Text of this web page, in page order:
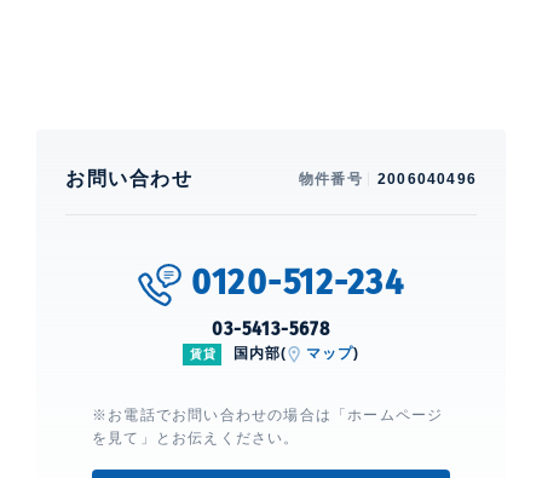
内ゴミ置場、 オートロック、 ダブル
カスタリア麻布十番Ⅱ
建物詳細
お問い合わせ 物件番号 2006040496
0120-512-234
03-5413-5678
賃貸 国内部( マップ)
※お電話でお問い合わせの場合は「ホームページ
を見て」とお伝えください。